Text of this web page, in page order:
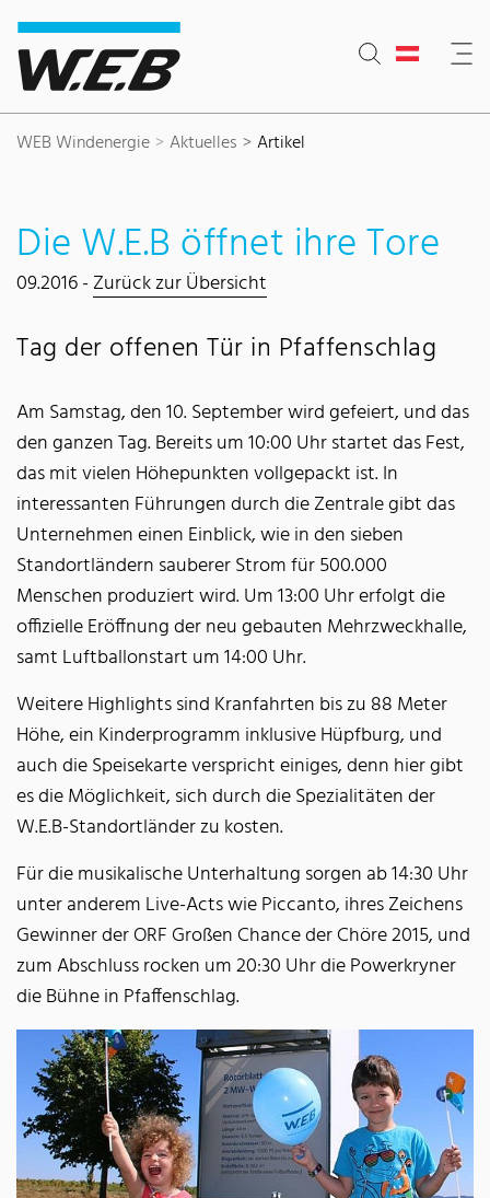
Inhaltsbereich
Suche
Hauptnavigation
Kontakt
Footer
WEB Windenergie Aktuelles Artikel
Die W.E.B öffnet ihre Tore
09.2016 -Zurück zur Übersicht
Tag der offenen Tür in Pfaffenschlag
Am Samstag, den 10. September wird gefeiert, und das
den ganzen Tag. Bereits um 10:00 Uhr startet das Fest,
das mit vielen Höhepunkten vollgepackt ist. In
interessanten Führungen durch die Zentrale gibt das
Unternehmen einen Einblick, wie in den sieben
Standortländern sauberer Strom für 500.000
Menschen produziert wird. Um 13:00 Uhr erfolgt die
offizielle Eröffnung der neu gebauten Mehrzweckhalle,
samt Luftballonstart um 14:00 Uhr.
Weitere Highlights sind Kranfahrten bis zu 88 Meter
Höhe, ein Kinderprogramm inklusive Hüpfburg, und
auch die Speisekarte verspricht einiges, denn hier gibt
es die Möglichkeit, sich durch die Spezialitäten der
W.E.B-Standortländer zu kosten.
Für die musikalische Unterhaltung sorgen ab 14:30 Uhr
unter anderem Live-Acts wie Piccanto, ihres Zeichens
Gewinner der ORF Großen Chance der Chöre 2015, und
zum Abschluss rocken um 20:30 Uhr die Powerkryner
die Bühne in Pfaffenschlag.